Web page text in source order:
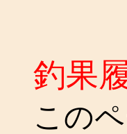
釣果
この